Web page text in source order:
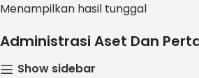
Menampilkan hasil tunggal
Administrasi Aset Dan
Show sidebar